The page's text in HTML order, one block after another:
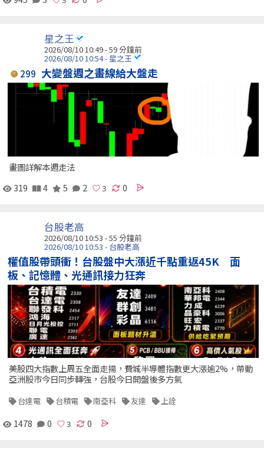
星之王
2026/08/10 10:49 -59 分鐘前
2026/08/10 10:54 - 星之王
299 大變盤週之畫線給大盤走
畫圖詳解本週走法
319
4 5 2 0
台股老高
2026/08/10 10:53 -55 分鐘前
2026/08/10 10:53 - 台股老高
權值股帶頭衝！台股盤中大漲近千點重返45K 面
板、記憶體、光通訊接力狂奔
美股四大指數上周五全面走揚，費城半導體指數更大漲逾2%，帶動
亞洲股市今日同步轉強，台股今日開盤後多方氣
台達電 台積電 南亞科 友達 上詮
1478 0 0